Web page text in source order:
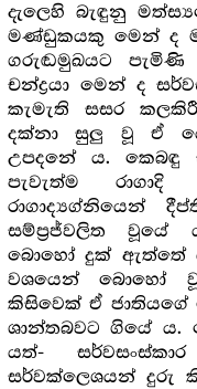
දැලෙහි බැඳුනු
මණ්ඩුකයකු මෙන් ද
ගරුඬමුඛයට පැමිණි
චන්ද්‍ර‍යා මෙන් ද
කැමැති සසර
දක්නා සුලු වූ ඒ
උපදනේ ය. කෙබඳු
පැවැත්ම
රාගාද්‍යග්නියෙන්
සම්ප්‍ර‍ජ්වලිත වූයේ
බොහෝ දුක් ඇත්තේ
වශයෙන් බොහෝ
කිසිවෙක් ඒ ජාතියගේ
ශාන්තබවට ගියේ ය.
යත්-
සර්වක්ලෙශයන් දුරු